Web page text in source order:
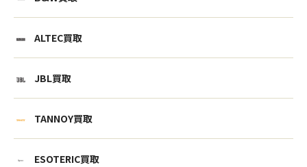
ALTEC買取
JBL買取
TANNOY買取
ESOTERIC買取